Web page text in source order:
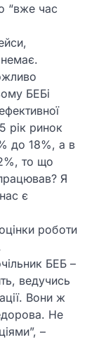
“вже час
БЕБі
рік ринок
до 18%, а в
то що
Я
є
роботи
БЕБ –
ведучись
Вони ж
Не
–